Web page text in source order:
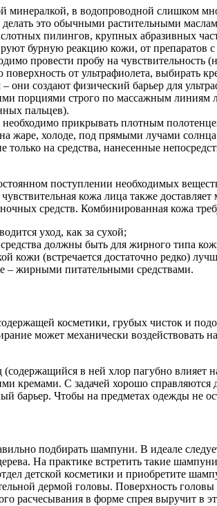
минералкой, в водопроводной слишком
делать это обычными растительными
пилингов, крупных абразивных
бурную реакцию кожи, от препаратов с
провести пробу на чувствительность
от ультрафиолета, выбирать
создают физический барьер для
порциями строго по массажным
пальцев).
прикрывать плотным
жаре, холоде, под прямыми лучами
только на средства, нанесенные
поступлении необходимых
кожа лица также
средств. Комбинированная кожа
уход, как за сухой;
должны быть для жирного типа
кожи (встречается достаточно редко)
– жирными питательными средствами.
косметики, грубых чисток и
может механически воздействовать
в ней хлор пагубно влияет
С задачей хорошо справляются
барьер. Чтобы на предметах одежды не
подбирать шампуни. В идеале
На практике встретить такие
детской косметики и приобретите
дермой головы. Поверхность
расчесывания в форме спрея выручит в